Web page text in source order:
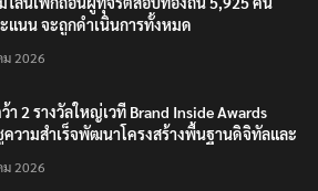
แนน จะถูกดำเนินการทั้งหมด
ม 2026
ว้า 2 รางวัลใหญ่เวที Brand Inside Awards
ความสำเร็จพัฒนาโครงสร้างพื้นฐานดิจิทัลและ
ม 2026